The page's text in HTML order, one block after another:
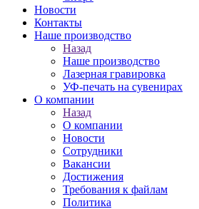
Новости
Контакты
Наше производство
Назад
Наше производство
Лазерная гравировка
УФ-печать на сувенирах
О компании
Назад
О компании
Новости
Сотрудники
Вакансии
Достижения
Требования к файлам
Политика